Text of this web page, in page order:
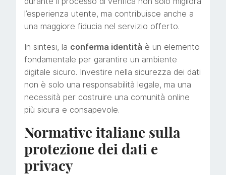
l’esperienza utente, ma contribuisce anche a
una maggiore fiducia nel servizio offerto.
In sintesi, la conferma identità è un elemento
fondamentale per garantire un ambiente
digitale sicuro. Investire nella sicurezza dei dati
non è solo una responsabilità legale, ma una
necessità per costruire una comunità online
più sicura e consapevole.
Normative italiane sulla
protezione dei dati e
privacy